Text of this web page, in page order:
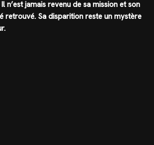
n’est jamais revenu de sa mission et son
retrouvé. Sa disparition reste un mystère